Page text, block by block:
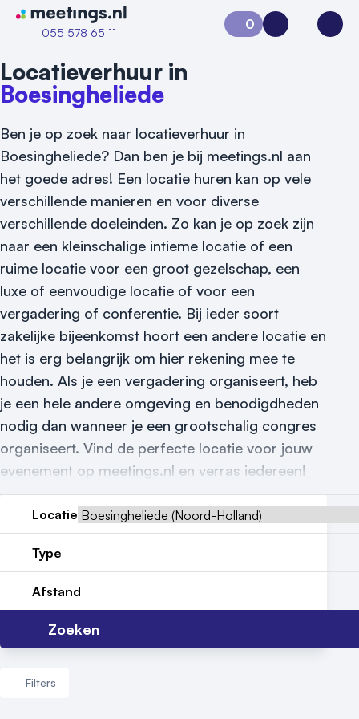
Naar home van Meetings
055 578 65 11
Vraag locatie aan
Locatiegids
Meld locatie aan
Nieuws
Contact
0
Aanvraag 0Inloggen
Locatieverhuur in
Boesingheliede
Ben je op zoek naar locatieverhuur in
Boesingheliede? Dan ben je bij meetings.nl aan
het goede adres! Een locatie huren kan op vele
verschillende manieren en voor diverse
verschillende doeleinden. Zo kan je op zoek zijn
naar een kleinschalige intieme locatie of een
ruime locatie voor een groot gezelschap, een
luxe of eenvoudige locatie of voor een
vergadering of conferentie. Bij ieder soort
zakelijke bijeenkomst hoort een andere locatie en
het is erg belangrijk om hier rekening mee te
houden. Als je een vergadering organiseert, heb
je een hele andere omgeving en benodigdheden
nodig dan wanneer je een grootschalig congres
organiseert. Vind de perfecte locatie voor jouw
evenement op meetings.nl en verras iedereen!
Locatie
Type
Afstand
Zoeken
Filters